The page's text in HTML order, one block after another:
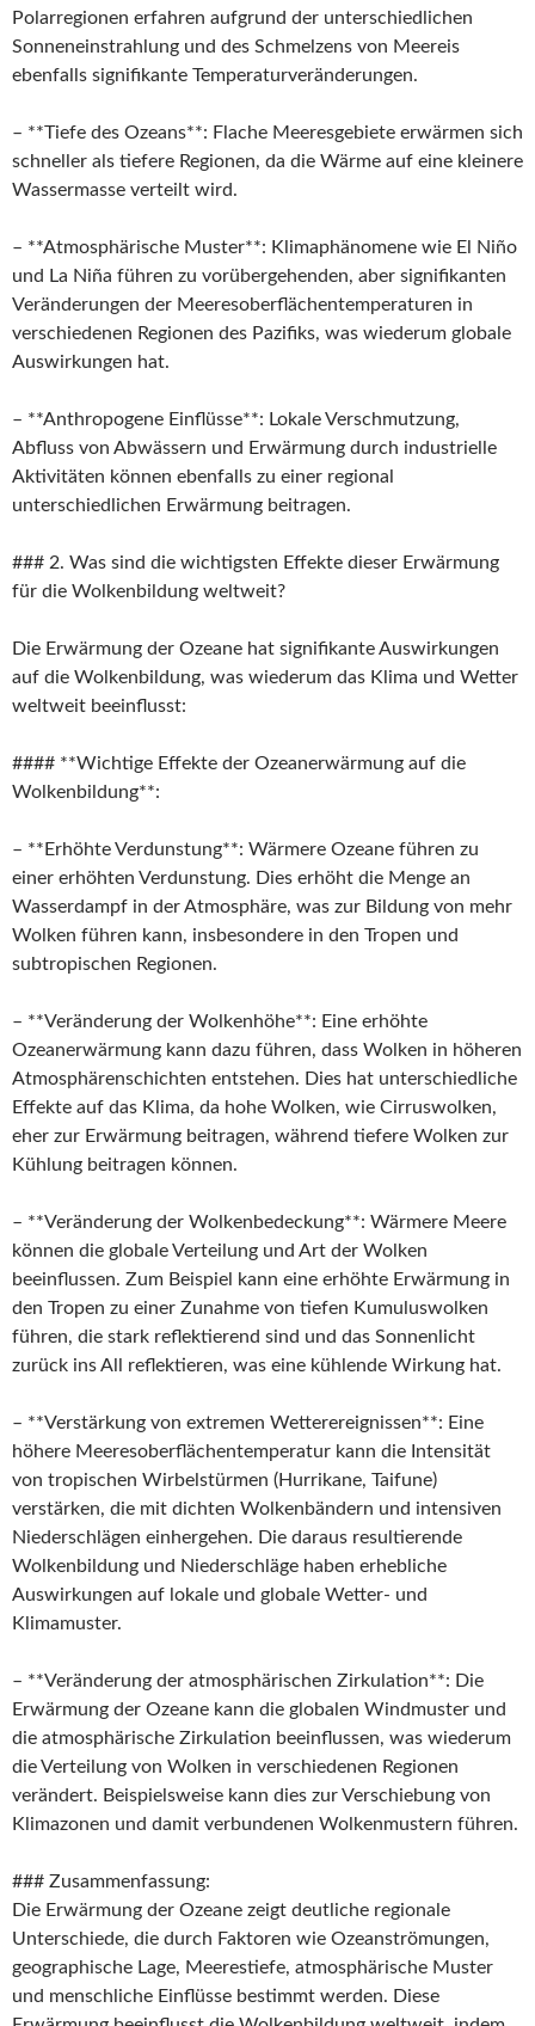
Polarregionen erfahren aufgrund der unterschiedlichen
Sonneneinstrahlung und des Schmelzens von Meereis
ebenfalls signifikante Temperaturveränderungen.
– **Tiefe des Ozeans**: Flache Meeresgebiete erwärmen sich
schneller als tiefere Regionen, da die Wärme auf eine kleinere
Wassermasse verteilt wird.
– **Atmosphärische Muster**: Klimaphänomene wie El Niño
und La Niña führen zu vorübergehenden, aber signifikanten
Veränderungen der Meeresoberflächentemperaturen in
verschiedenen Regionen des Pazifiks, was wiederum globale
Auswirkungen hat.
– **Anthropogene Einflüsse**: Lokale Verschmutzung,
Abfluss von Abwässern und Erwärmung durch industrielle
Aktivitäten können ebenfalls zu einer regional
unterschiedlichen Erwärmung beitragen.
### 2. Was sind die wichtigsten Effekte dieser Erwärmung
für die Wolkenbildung weltweit?
Die Erwärmung der Ozeane hat signifikante Auswirkungen
auf die Wolkenbildung, was wiederum das Klima und Wetter
weltweit beeinflusst:
#### **Wichtige Effekte der Ozeanerwärmung auf die
Wolkenbildung**:
– **Erhöhte Verdunstung**: Wärmere Ozeane führen zu
einer erhöhten Verdunstung. Dies erhöht die Menge an
Wasserdampf in der Atmosphäre, was zur Bildung von mehr
Wolken führen kann, insbesondere in den Tropen und
subtropischen Regionen.
– **Veränderung der Wolkenhöhe**: Eine erhöhte
Ozeanerwärmung kann dazu führen, dass Wolken in höheren
Atmosphärenschichten entstehen. Dies hat unterschiedliche
Effekte auf das Klima, da hohe Wolken, wie Cirruswolken,
eher zur Erwärmung beitragen, während tiefere Wolken zur
Kühlung beitragen können.
– **Veränderung der Wolkenbedeckung**: Wärmere Meere
können die globale Verteilung und Art der Wolken
beeinflussen. Zum Beispiel kann eine erhöhte Erwärmung in
den Tropen zu einer Zunahme von tiefen Kumuluswolken
führen, die stark reflektierend sind und das Sonnenlicht
zurück ins All reflektieren, was eine kühlende Wirkung hat.
– **Verstärkung von extremen Wetterereignissen**: Eine
höhere Meeresoberflächentemperatur kann die Intensität
von tropischen Wirbelstürmen (Hurrikane, Taifune)
verstärken, die mit dichten Wolkenbändern und intensiven
Niederschlägen einhergehen. Die daraus resultierende
Wolkenbildung und Niederschläge haben erhebliche
Auswirkungen auf lokale und globale Wetter- und
Klimamuster.
– **Veränderung der atmosphärischen Zirkulation**: Die
Erwärmung der Ozeane kann die globalen Windmuster und
die atmosphärische Zirkulation beeinflussen, was wiederum
die Verteilung von Wolken in verschiedenen Regionen
verändert. Beispielsweise kann dies zur Verschiebung von
Klimazonen und damit verbundenen Wolkenmustern führen.
### Zusammenfassung:
Die Erwärmung der Ozeane zeigt deutliche regionale
Unterschiede, die durch Faktoren wie Ozeanströmungen,
geographische Lage, Meerestiefe, atmosphärische Muster
und menschliche Einflüsse bestimmt werden. Diese